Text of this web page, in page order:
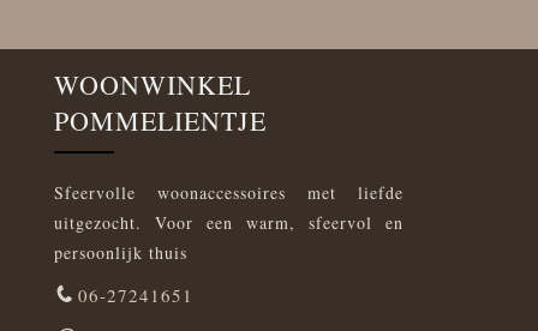
WOONWINKEL
POMMELIENTJE
Sfeervolle woonaccessoires met liefde
uitgezocht. Voor een warm, sfeervol en
persoonlijk thuis
06-27241651